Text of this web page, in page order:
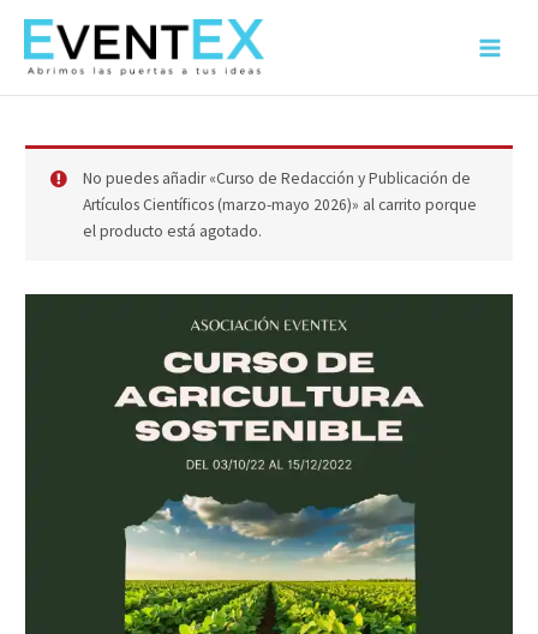
contenido
Main
No puedes añadir «Curso de Redacción y Publicación de
Artículos Científicos (marzo-mayo 2026)» al carrito porque
el producto está agotado.